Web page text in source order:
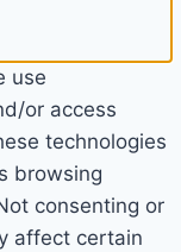
use
or access
technologies
browsing
consenting or
affect certain